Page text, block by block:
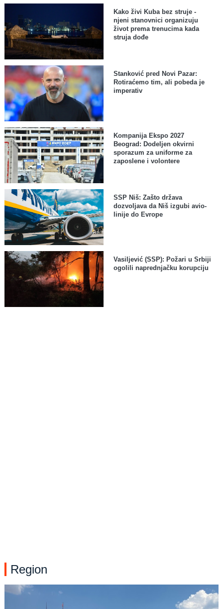
Kako živi Kuba bez struje -
njeni stanovnici organizuju
život prema trenucima kada
struja dođe
Stanković pred Novi Pazar:
Rotiraćemo tim, ali pobeda je
imperativ
Kompanija Ekspo 2027
Beograd: Dodeljen okvirni
sporazum za uniforme za
zaposlene i volontere
SSP Niš: Zašto država
dozvoljava da Niš izgubi avio-
linije do Evrope
Vasiljević (SSP): Požari u Srbiji
ogolili naprednjačku korupciju
Region